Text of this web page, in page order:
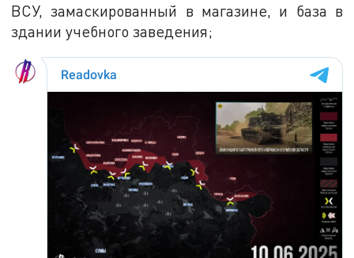
ВСУ, замаскированный в магазине, и база в
здании учебного заведения;